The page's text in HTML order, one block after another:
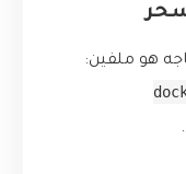
هو ملفين: